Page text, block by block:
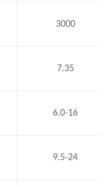
3000
7.35
6.0-16
9.5-24